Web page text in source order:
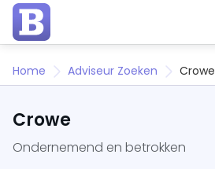
Home Adviseur Zoeken Crowe
Crowe
Ondernemend en betrokken